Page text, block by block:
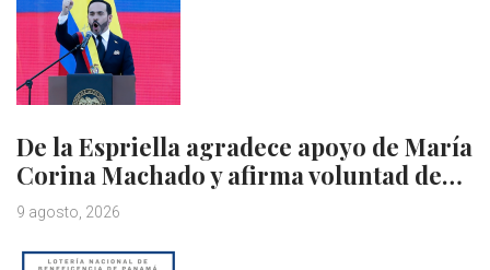
De la Espriella agradece apoyo de María
Corina Machado y afirma voluntad de…
9 agosto, 2026